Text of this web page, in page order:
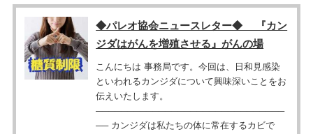
◆パレオ協会ニュースレター◆ 『カン
ジダはがんを増殖させる』がんの場
こんにちは 事務局です。今回は、日和見感染
といわれるカンジダについて興味深いことをお
伝えいたします。
──────────────────────────────
── カンジダは私たちの体に常在するカビで